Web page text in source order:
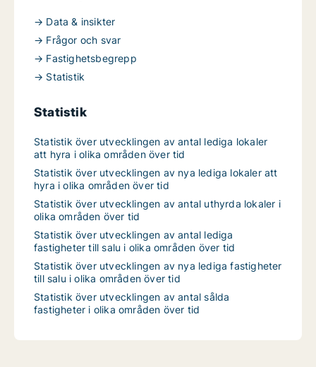
→ Data & insikter
→ Frågor och svar
→ Fastighetsbegrepp
→ Statistik
Statistik
Statistik över utvecklingen av antal lediga lokaler
att hyra i olika områden över tid
Statistik över utvecklingen av nya lediga lokaler att
hyra i olika områden över tid
Statistik över utvecklingen av antal uthyrda lokaler i
olika områden över tid
Statistik över utvecklingen av antal lediga
fastigheter till salu i olika områden över tid
Statistik över utvecklingen av nya lediga fastigheter
till salu i olika områden över tid
Statistik över utvecklingen av antal sålda
fastigheter i olika områden över tid